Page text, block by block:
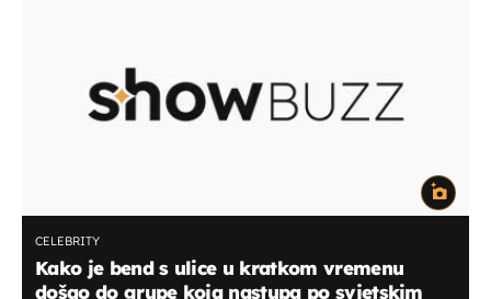
CELEBRITY
Kako je bend s ulice u kratkom vremenu
došao do grupe koja nastupa po svjetskim